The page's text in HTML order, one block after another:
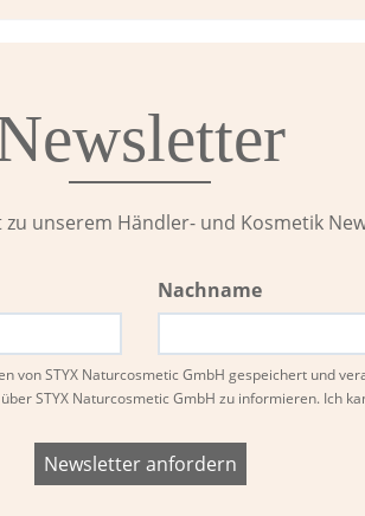
zu unserem Händler- und Kosmetik
Nachname
von STYX Naturcosmetic GmbH gespeichert und
STYX Naturcosmetic GmbH zu informieren. Ich